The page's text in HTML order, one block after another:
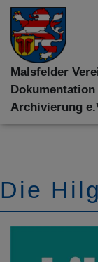
Malsfelder
Dokumentation
Archivierung
Die